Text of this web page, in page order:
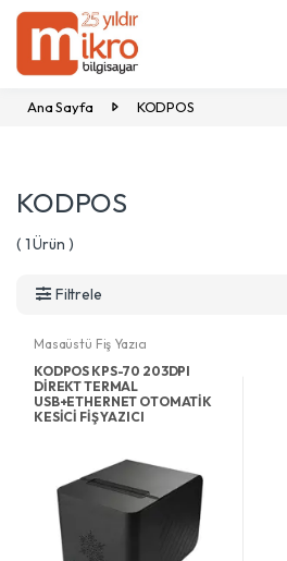
Ana Sayfa KODPOS
KODPOS
( 1 Ürün )
Filtrele
Masaüstü Fiş Yazıcı
KODPOS KPS-70 203DPI
DİREKT TERMAL
USB+ETHERNET OTOMATİK
KESİCİ FİŞ YAZICI